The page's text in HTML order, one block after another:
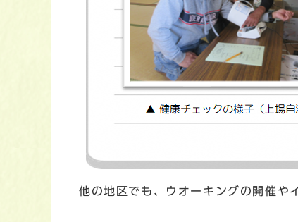
他の地区でも、ウオーキングの開催や